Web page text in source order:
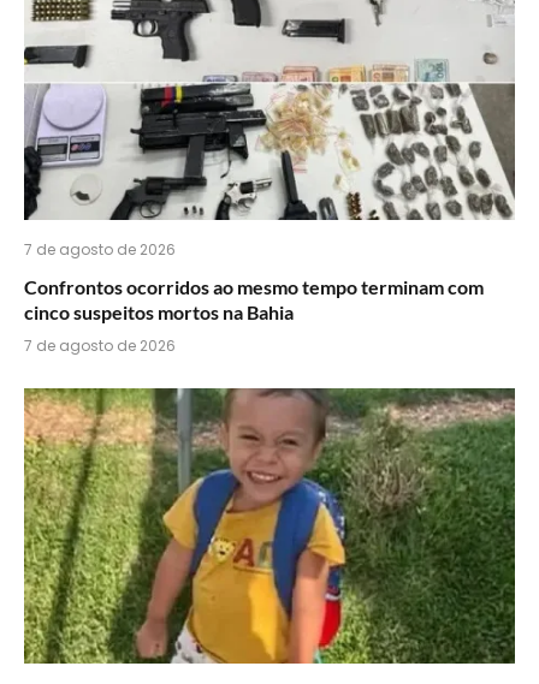
7 de agosto de 2026
Confrontos ocorridos ao mesmo tempo terminam com
cinco suspeitos mortos na Bahia
7 de agosto de 2026